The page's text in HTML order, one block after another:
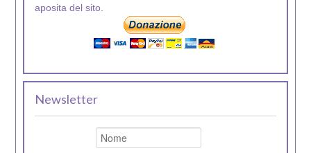
aposita del sito.
Newsletter